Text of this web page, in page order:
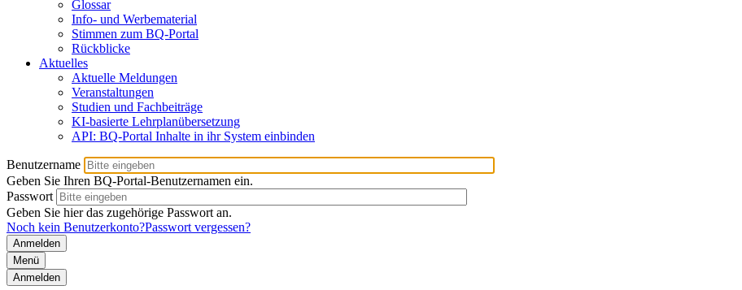
Glossar
Info- und Werbematerial
Stimmen zum BQ-Portal
Rückblicke
Aktuelles
Aktuelle Meldungen
Veranstaltungen
Studien und Fachbeiträge
KI-basierte Lehrplanübersetzung
API: BQ-Portal Inhalte in ihr System einbinden
Benutzername
Geben Sie Ihren BQ-Portal-Benutzernamen ein.
Passwort
Geben Sie hier das zugehörige Passwort an.
Noch kein Benutzerkonto?Passwort vergessen?
Menü
Anmelden